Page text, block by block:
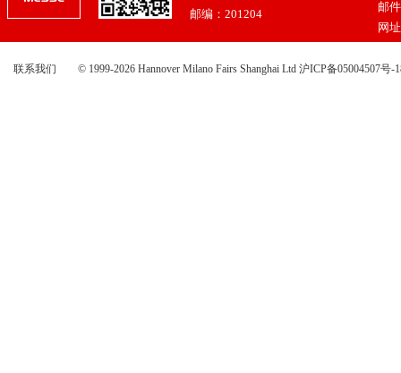
邮编：201204
邮
网
联系我们 © 1999-2026 Hannover Milano Fairs Shanghai Ltd 沪ICP备05004507号-